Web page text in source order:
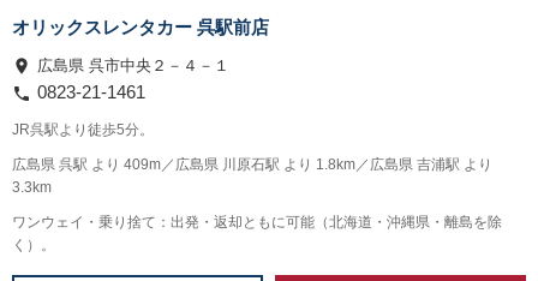
オリックスレンタカー 呉駅前店
広島県 呉市中央２－４－１
0823-21-1461
JR呉駅より徒歩5分。
広島県 呉駅 より 409m／広島県 川原石駅 より 1.8km／広島県 吉浦駅 より
3.3km
ワンウェイ・乗り捨て：出発・返却ともに可能（北海道・沖縄県・離島を除
く）。